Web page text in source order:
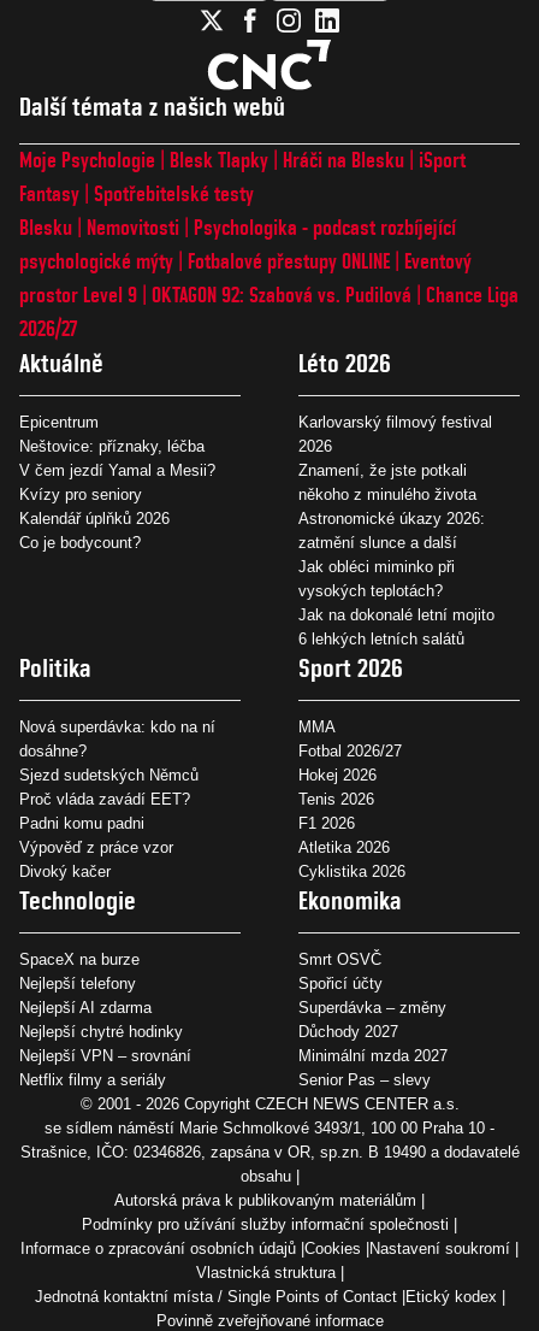
Další témata z našich webů
Moje Psychologie Blesk Tlapky Hráči na Blesku
iSport
Fantasy Spotřebitelské testy
Blesku
Nemovitosti
Psychologika - podcast rozbíjející
psychologické mýty
Fotbalové přestupy ONLINE
Eventový
prostor Level 9 OKTAGON 92: Szabová vs. Pudilová
Chance Liga
2026/27
Aktuálně
Epicentrum
Neštovice: příznaky, léčba
V čem jezdí Yamal a Mesii?
Kvízy pro seniory
Kalendář úplňků 2026
Co je bodycount?
Léto 2026
Karlovarský filmový festival
2026
Znamení, že jste potkali
někoho z minulého života
Astronomické úkazy 2026:
zatmění slunce a další
Jak obléci miminko při
vysokých teplotách?
Jak na dokonalé letní mojito
6 lehkých letních salátů
Politika
Nová superdávka: kdo na ní
dosáhne?
Sjezd sudetských Němců
Proč vláda zavádí EET?
Padni komu padni
Výpověď z práce vzor
Divoký kačer
Sport 2026
MMA
Fotbal 2026/27
Hokej 2026
Tenis 2026
F1 2026
Atletika 2026
Cyklistika 2026
Technologie
SpaceX na burze
Nejlepší telefony
Nejlepší AI zdarma
Nejlepší chytré hodinky
Nejlepší VPN – srovnání
Netflix filmy a seriály
Ekonomika
Smrt OSVČ
Spořicí účty
Superdávka – změny
Důchody 2027
Minimální mzda 2027
Senior Pas – slevy
© 2001 - 2026 Copyright CZECH NEWS CENTER a.s.
se sídlem náměstí Marie Schmolkové 3493/1, 100 00 Praha 10 -
Strašnice, IČO: 02346826, zapsána v OR, sp.zn. B 19490 a dodavatelé
obsahu
Autorská práva k publikovaným materiálům
Podmínky pro užívání služby informační společnosti
Informace o zpracování osobních údajů Cookies Nastavení soukromí
Vlastnická struktura
Jednotná kontaktní místa / Single Points of Contact Etický kodex
Povinně zveřejňované informace